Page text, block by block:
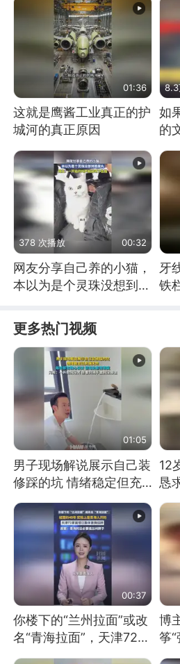
01:36
这就是鹰酱工业真正的护
城河的真正原因
8.3
如
的
378 次播放 00:32
网友分享自己养的小猫，
本以为是个灵珠没想到是
牙
铁
更多热门视频
01:05
男子现场解说展示自己装
修踩的坑 情绪稳定但充
满无奈 每处都有精心设
计 但每处都有瑕疵 网
友：一开始我没笑 但看
到洗手盆我没绷住
12
恳
可
00:37
你楼下的“兰州拉面”或改
名“青海拉面”，天津72家
面馆已集体更换招牌
博
筝
像